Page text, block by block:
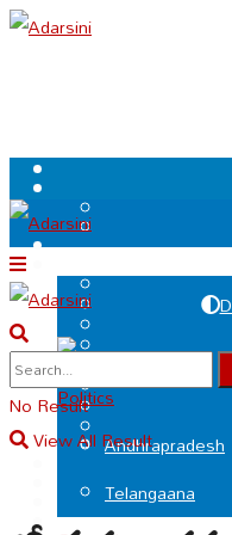
.
Politics
Andhrapradesh
Telangaana
No Result
View All Result